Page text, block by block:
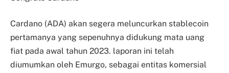
Cardano (ADA) akan segera meluncurkan stablecoin
pertamanya yang sepenuhnya didukung mata uang
fiat pada awal tahun 2023. laporan ini telah
diumumkan oleh Emurgo, sebagai entitas komersial